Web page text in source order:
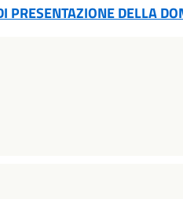
PRESENTAZIONE DELLA